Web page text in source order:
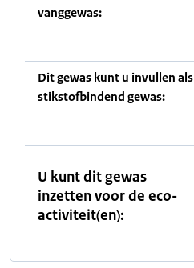
vanggewas:
Dit gewas kunt u invullen als
stikstofbindend gewas:
U kunt dit gewas
inzetten voor de eco-
activiteit(en):